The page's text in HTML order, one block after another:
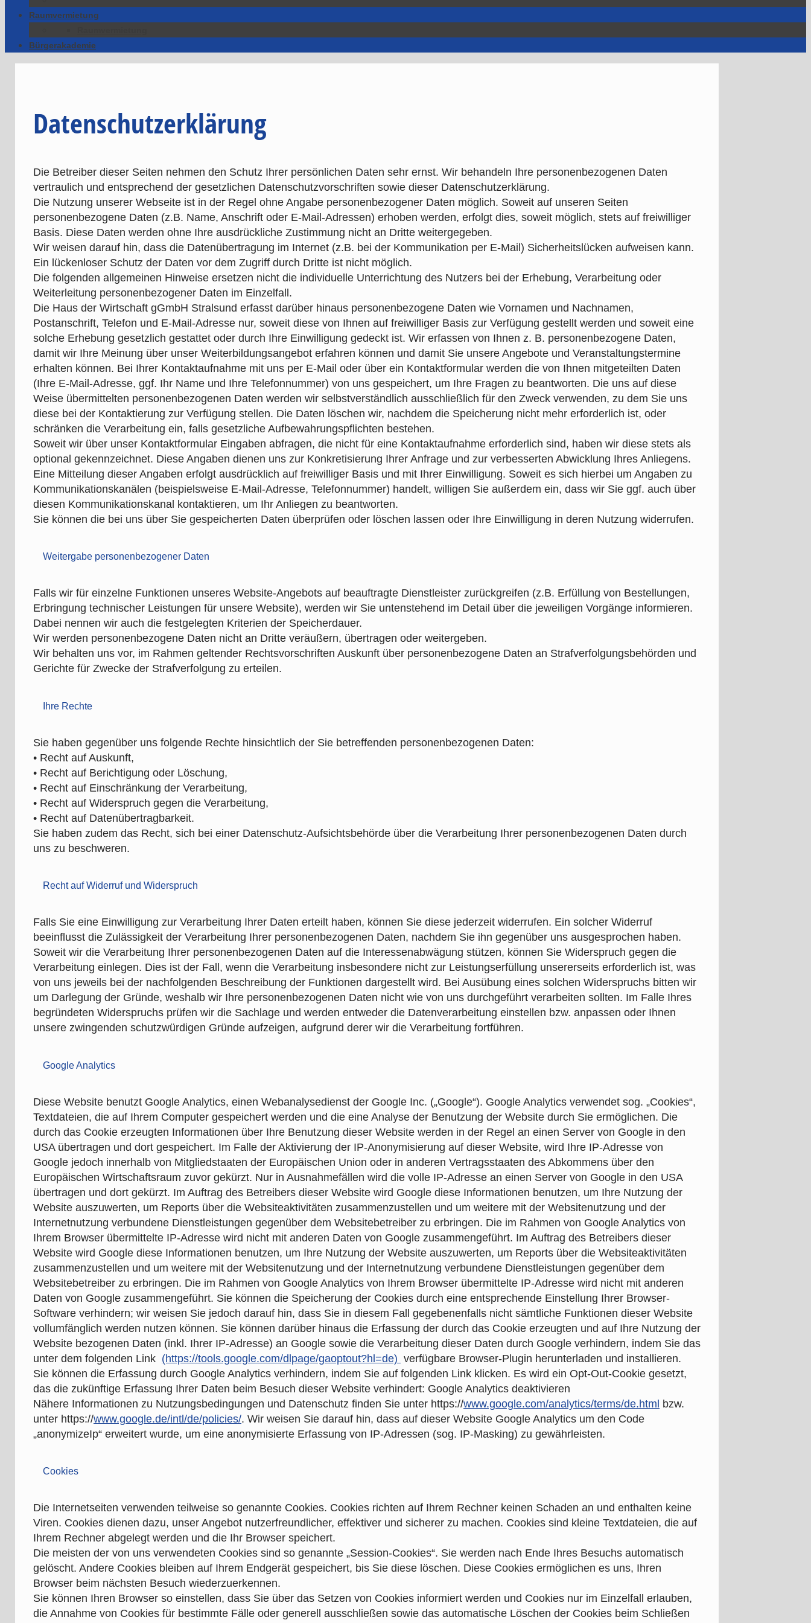
Raumvermietung
Bürgerakademie
Datenschutzerklärung
Die Betreiber dieser Seiten nehmen den Schutz Ihrer persönlichen Daten sehr ernst. Wir behandeln Ihre personenbezogenen Daten
vertraulich und entsprechend der gesetzlichen Datenschutzvorschriften sowie dieser Datenschutzerklärung.
Die Nutzung unserer Webseite ist in der Regel ohne Angabe personenbezogener Daten möglich. Soweit auf unseren Seiten
personenbezogene Daten (z.B. Name, Anschrift oder E-Mail-Adressen) erhoben werden, erfolgt dies, soweit möglich, stets auf freiwilliger
Basis. Diese Daten werden ohne Ihre ausdrückliche Zustimmung nicht an Dritte weitergegeben.
Wir weisen darauf hin, dass die Datenübertragung im Internet (z.B. bei der Kommunikation per E-Mail) Sicherheitslücken aufweisen kann.
Ein lückenloser Schutz der Daten vor dem Zugriff durch Dritte ist nicht möglich.
Die folgenden allgemeinen Hinweise ersetzen nicht die individuelle Unterrichtung des Nutzers bei der Erhebung, Verarbeitung oder
Weiterleitung personenbezogener Daten im Einzelfall.
Die Haus der Wirtschaft gGmbH Stralsund erfasst darüber hinaus personenbezogene Daten wie Vornamen und Nachnamen,
Postanschrift, Telefon und E-Mail-Adresse nur, soweit diese von Ihnen auf freiwilliger Basis zur Verfügung gestellt werden und soweit eine
solche Erhebung gesetzlich gestattet oder durch Ihre Einwilligung gedeckt ist. Wir erfassen von Ihnen z. B. personenbezogene Daten,
damit wir Ihre Meinung über unser Weiterbildungsangebot erfahren können und damit Sie unsere Angebote und Veranstaltungstermine
erhalten können. Bei Ihrer Kontaktaufnahme mit uns per E-Mail oder über ein Kontaktformular werden die von Ihnen mitgeteilten Daten
(Ihre E-Mail-Adresse, ggf. Ihr Name und Ihre Telefonnummer) von uns gespeichert, um Ihre Fragen zu beantworten. Die uns auf diese
Weise übermittelten personenbezogenen Daten werden wir selbstverständlich ausschließlich für den Zweck verwenden, zu dem Sie uns
diese bei der Kontaktierung zur Verfügung stellen. Die Daten löschen wir, nachdem die Speicherung nicht mehr erforderlich ist, oder
schränken die Verarbeitung ein, falls gesetzliche Aufbewahrungspflichten bestehen.
Soweit wir über unser Kontaktformular Eingaben abfragen, die nicht für eine Kontaktaufnahme erforderlich sind, haben wir diese stets als
optional gekennzeichnet. Diese Angaben dienen uns zur Konkretisierung Ihrer Anfrage und zur verbesserten Abwicklung Ihres Anliegens.
Eine Mitteilung dieser Angaben erfolgt ausdrücklich auf freiwilliger Basis und mit Ihrer Einwilligung. Soweit es sich hierbei um Angaben zu
Kommunikationskanälen (beispielsweise E-Mail-Adresse, Telefonnummer) handelt, willigen Sie außerdem ein, dass wir Sie ggf. auch über
diesen Kommunikationskanal kontaktieren, um Ihr Anliegen zu beantworten.
Sie können die bei uns über Sie gespeicherten Daten überprüfen oder löschen lassen oder Ihre Einwilligung in deren Nutzung widerrufen.
Weitergabe personenbezogener Daten
Falls wir für einzelne Funktionen unseres Website-Angebots auf beauftragte Dienstleister zurückgreifen (z.B. Erfüllung von Bestellungen,
Erbringung technischer Leistungen für unsere Website), werden wir Sie untenstehend im Detail über die jeweiligen Vorgänge informieren.
Dabei nennen wir auch die festgelegten Kriterien der Speicherdauer.
Wir werden personenbezogene Daten nicht an Dritte veräußern, übertragen oder weitergeben.
Wir behalten uns vor, im Rahmen geltender Rechtsvorschriften Auskunft über personenbezogene Daten an Strafverfolgungsbehörden und
Gerichte für Zwecke der Strafverfolgung zu erteilen.
Ihre Rechte
Sie haben gegenüber uns folgende Rechte hinsichtlich der Sie betreffenden personenbezogenen Daten:
• Recht auf Auskunft,
• Recht auf Berichtigung oder Löschung,
• Recht auf Einschränkung der Verarbeitung,
• Recht auf Widerspruch gegen die Verarbeitung,
• Recht auf Datenübertragbarkeit.
Sie haben zudem das Recht, sich bei einer Datenschutz-Aufsichtsbehörde über die Verarbeitung Ihrer personenbezogenen Daten durch
uns zu beschweren.
Recht auf Widerruf und Widerspruch
Falls Sie eine Einwilligung zur Verarbeitung Ihrer Daten erteilt haben, können Sie diese jederzeit widerrufen. Ein solcher Widerruf
beeinflusst die Zulässigkeit der Verarbeitung Ihrer personenbezogenen Daten, nachdem Sie ihn gegenüber uns ausgesprochen haben.
Soweit wir die Verarbeitung Ihrer personenbezogenen Daten auf die Interessenabwägung stützen, können Sie Widerspruch gegen die
Verarbeitung einlegen. Dies ist der Fall, wenn die Verarbeitung insbesondere nicht zur Leistungserfüllung unsererseits erforderlich ist, was
von uns jeweils bei der nachfolgenden Beschreibung der Funktionen dargestellt wird. Bei Ausübung eines solchen Widerspruchs bitten wir
um Darlegung der Gründe, weshalb wir Ihre personenbezogenen Daten nicht wie von uns durchgeführt verarbeiten sollten. Im Falle Ihres
begründeten Widerspruchs prüfen wir die Sachlage und werden entweder die Datenverarbeitung einstellen bzw. anpassen oder Ihnen
unsere zwingenden schutzwürdigen Gründe aufzeigen, aufgrund derer wir die Verarbeitung fortführen.
Google Analytics
Diese Website benutzt Google Analytics, einen Webanalysedienst der Google Inc. („Google“). Google Analytics verwendet sog. „Cookies“,
Textdateien, die auf Ihrem Computer gespeichert werden und die eine Analyse der Benutzung der Website durch Sie ermöglichen. Die
durch das Cookie erzeugten Informationen über Ihre Benutzung dieser Website werden in der Regel an einen Server von Google in den
USA übertragen und dort gespeichert. Im Falle der Aktivierung der IP-Anonymisierung auf dieser Website, wird Ihre IP-Adresse von
Google jedoch innerhalb von Mitgliedstaaten der Europäischen Union oder in anderen Vertragsstaaten des Abkommens über den
Europäischen Wirtschaftsraum zuvor gekürzt. Nur in Ausnahmefällen wird die volle IP-Adresse an einen Server von Google in den USA
übertragen und dort gekürzt. Im Auftrag des Betreibers dieser Website wird Google diese Informationen benutzen, um Ihre Nutzung der
Website auszuwerten, um Reports über die Websiteaktivitäten zusammenzustellen und um weitere mit der Websitenutzung und der
Internetnutzung verbundene Dienstleistungen gegenüber dem Websitebetreiber zu erbringen. Die im Rahmen von Google Analytics von
Ihrem Browser übermittelte IP-Adresse wird nicht mit anderen Daten von Google zusammengeführt. Im Auftrag des Betreibers dieser
Website wird Google diese Informationen benutzen, um Ihre Nutzung der Website auszuwerten, um Reports über die Websiteaktivitäten
zusammenzustellen und um weitere mit der Websitenutzung und der Internetnutzung verbundene Dienstleistungen gegenüber dem
Websitebetreiber zu erbringen. Die im Rahmen von Google Analytics von Ihrem Browser übermittelte IP-Adresse wird nicht mit anderen
Daten von Google zusammengeführt. Sie können die Speicherung der Cookies durch eine entsprechende Einstellung Ihrer Browser-
Software verhindern; wir weisen Sie jedoch darauf hin, dass Sie in diesem Fall gegebenenfalls nicht sämtliche Funktionen dieser Website
vollumfänglich werden nutzen können. Sie können darüber hinaus die Erfassung der durch das Cookie erzeugten und auf Ihre Nutzung der
Website bezogenen Daten (inkl. Ihrer IP-Adresse) an Google sowie die Verarbeitung dieser Daten durch Google verhindern, indem Sie das
unter dem folgenden Link (https://tools.google.com/dlpage/gaoptout?hl=de) verfügbare Browser-Plugin herunterladen und installieren.
Sie können die Erfassung durch Google Analytics verhindern, indem Sie auf folgenden Link klicken. Es wird ein Opt-Out-Cookie gesetzt,
das die zukünftige Erfassung Ihrer Daten beim Besuch dieser Website verhindert: Google Analytics deaktivieren
Nähere Informationen zu Nutzungsbedingungen und Datenschutz finden Sie unter https://www.google.com/analytics/terms/de.html bzw.
unter https://www.google.de/intl/de/policies/. Wir weisen Sie darauf hin, dass auf dieser Website Google Analytics um den Code
„anonymizeIp“ erweitert wurde, um eine anonymisierte Erfassung von IP-Adressen (sog. IP-Masking) zu gewährleisten.
Cookies
Die Internetseiten verwenden teilweise so genannte Cookies. Cookies richten auf Ihrem Rechner keinen Schaden an und enthalten keine
Viren. Cookies dienen dazu, unser Angebot nutzerfreundlicher, effektiver und sicherer zu machen. Cookies sind kleine Textdateien, die auf
Ihrem Rechner abgelegt werden und die Ihr Browser speichert.
Die meisten der von uns verwendeten Cookies sind so genannte „Session-Cookies“. Sie werden nach Ende Ihres Besuchs automatisch
gelöscht. Andere Cookies bleiben auf Ihrem Endgerät gespeichert, bis Sie diese löschen. Diese Cookies ermöglichen es uns, Ihren
Browser beim nächsten Besuch wiederzuerkennen.
Sie können Ihren Browser so einstellen, dass Sie über das Setzen von Cookies informiert werden und Cookies nur im Einzelfall erlauben,
die Annahme von Cookies für bestimmte Fälle oder generell ausschließen sowie das automatische Löschen der Cookies beim Schließen